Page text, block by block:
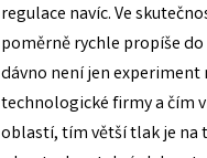
regulace navíc. Ve
poměrně rychle propíše
dávno není jen
technologické firmy a čím
oblastí, tím větší tlak je na